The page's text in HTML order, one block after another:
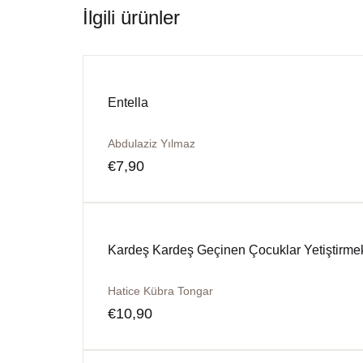
İlgili ürünler
Entella
Abdulaziz Yılmaz
€7,90
Kardeş Kardeş Geçinen Çocuklar
Hatice Kübra Tongar
€10,90